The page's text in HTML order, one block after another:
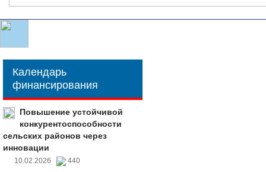
Календарь
финансирования
Повышение устойчивой
конкурентоспособности
сельских районов через
инновации
10.02.2026 440